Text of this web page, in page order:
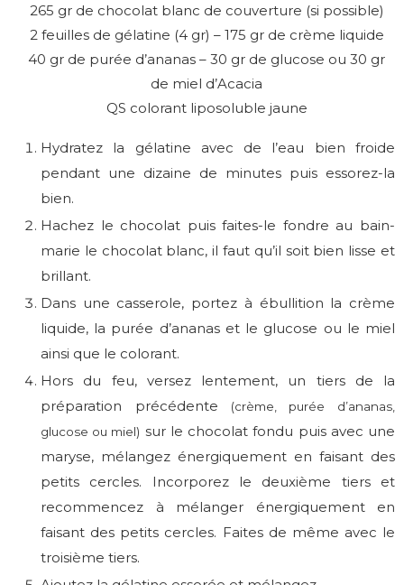
265 gr de chocolat blanc de couverture (si possible)
2 feuilles de gélatine (4 gr) – 175 gr de crème liquide
40 gr de purée d’ananas – 30 gr de glucose ou 30 gr
de miel d’Acacia
QS colorant liposoluble jaune
Hydratez la gélatine avec de l’eau bien froide
pendant une dizaine de minutes puis essorez-la
bien.
Hachez le chocolat puis faites-le fondre au bain-
marie le chocolat blanc, il faut qu’il soit bien lisse et
brillant.
Dans une casserole, portez à ébullition la crème
liquide, la purée d’ananas et le glucose ou le miel
ainsi que le colorant.
Hors du feu, versez lentement, un tiers de la
préparation précédente (crème, purée d’ananas,
glucose ou miel) sur le chocolat fondu puis avec une
maryse, mélangez énergiquement en faisant des
petits cercles. Incorporez le deuxième tiers et
recommencez à mélanger énergiquement en
faisant des petits cercles. Faites de même avec le
troisième tiers.